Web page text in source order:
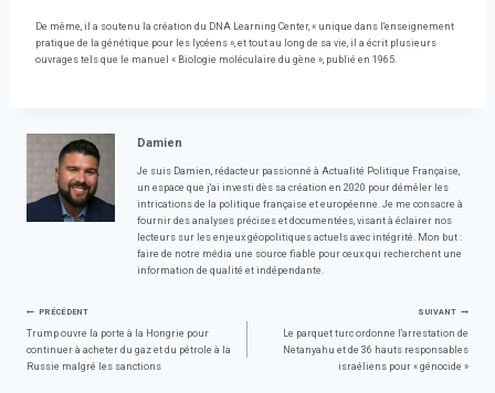
De même, il a soutenu la création du DNA Learning Center, « unique dans l'enseignement
pratique de la génétique pour les lycéens », et tout au long de sa vie, il a écrit plusieurs
ouvrages tels que le manuel « Biologie moléculaire du gène », publié en 1965.
Damien
Je suis Damien, rédacteur passionné à Actualité Politique Française,
un espace que j'ai investi dès sa création en 2020 pour démêler les
intrications de la politique française et européenne. Je me consacre à
fournir des analyses précises et documentées, visant à éclairer nos
lecteurs sur les enjeux géopolitiques actuels avec intégrité. Mon but :
faire de notre média une source fiable pour ceux qui recherchent une
information de qualité et indépendante.
Navigation
de
PRÉCÉDENT
Trump ouvre la porte à la Hongrie pour
continuer à acheter du gaz et du pétrole à la
Russie malgré les sanctions
SUIVANT
Le parquet turc ordonne l'arrestation de
Netanyahu et de 36 hauts responsables
israéliens pour « génocide »